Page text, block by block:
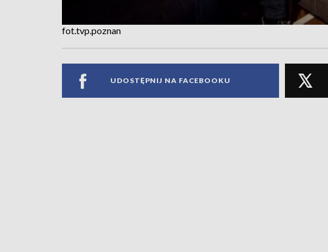
fot.tvp.poznan
UDOSTĘPNIJ NA FACEBOOKU